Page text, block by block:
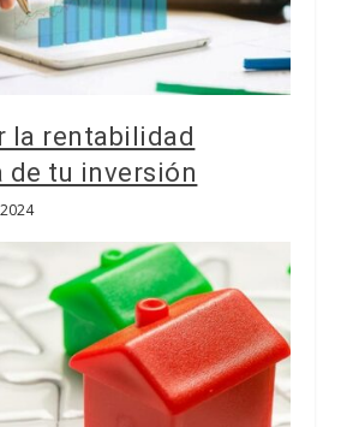
la rentabilidad
tu inversión